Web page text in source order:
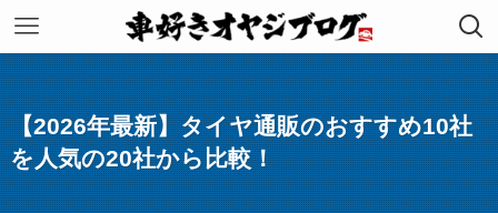
【2026年最新】タイヤ通販のおすすめ10社
を人気の20社から比較！